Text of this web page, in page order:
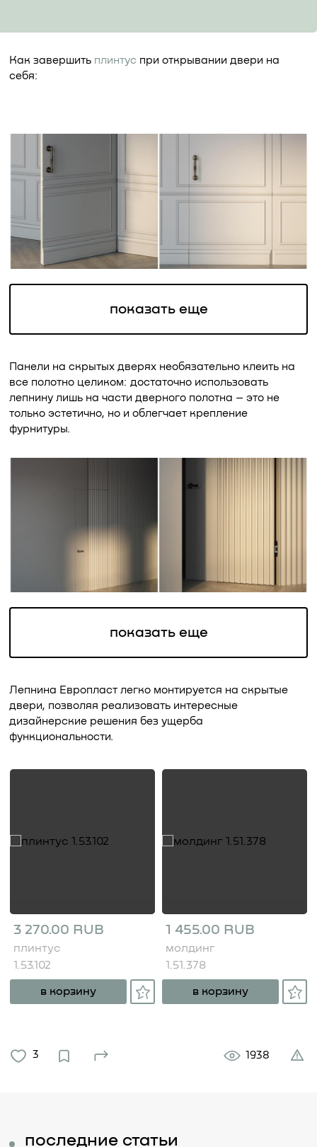
Как завершить плинтус при открывании двери на
себя:
показать еще
Панели на скрытых дверях необязательно клеить на
все полотно целиком: достаточно использовать
лепнину лишь на части дверного полотна – это не
только эстетично, но и облегчает крепление
фурнитуры.
показать еще
Лепнина Европласт легко монтируется на скрытые
двери, позволяя реализовать интересные
дизайнерские решения без ущерба
функциональности.
3 270.00 RUB
плинтус
1.53.102
в корзину
1 455.00 RUB
молдинг
1.51.378
в корзину
3 1938
последние статьи